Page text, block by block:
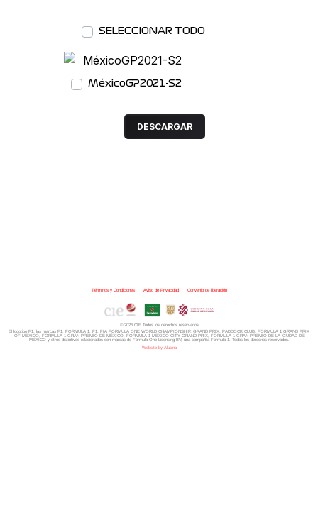
SELECCIONAR TODO
DESCARGAR
MéxicoGP2021-S2
DESCARGAR
Términos y Condiciones| Aviso de Privacidad| Convenio de liberación
© 2026 CIE Todos los derechos reservados
El logotipo F1, las marcas F1, FORMULA 1, F1, FIA FORMULA ONE WORLD CHAMPIONSHIP, GRAND PRIX, PADDOCK CLUB,
FORMULA 1 GRAND PRIX
OF MEXICO, FORMULA 1 GRAN PREMIO DE MÉXICO, FORMULA 1 MEXICO CITY GRAND PRIX, FORMULA 1 GRAN PREMIO DE LA CIUDAD DE
MÉXICO y otros distintivosrelacionados son marcas de Formula One Licensing BV, una compañía Formula 1. Todos los derechos reservados.
Website by Alucina